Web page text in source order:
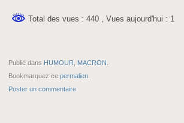
Total des vues : 440 , Vues aujourd'hui : 1
Publié dans HUMOUR MACRON
Bookmarquez ce permalien
Poster un commentaire